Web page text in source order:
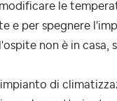
le
e per spegnere
non è in casa,
impianto di